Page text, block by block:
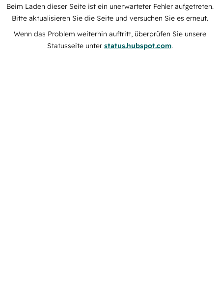
Beim Laden dieser Seite ist ein unerwarteter Fehler aufgetreten.
Bitte aktualisieren Sie die Seite und versuchen Sie es erneut.
Wenn das Problem weiterhin auftritt, überprüfen Sie unsere
Statusseite unter status.hubspot.com.